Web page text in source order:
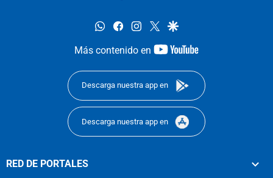
whatsappfacebookinstagram
twittergoogle
Más contenido en
youtube-
Descarga nuestra app en
Descarga nuestra app en
RED DE PORTALES